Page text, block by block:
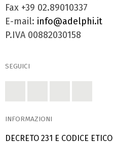
Fax +39 02.89010337
E-mail: info@adelphi.it
P.IVA 00882030158
SEGUICI
INFORMAZIONI
DECRETO 231 E CODICE ETICO